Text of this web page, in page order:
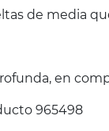
de media
en
965498